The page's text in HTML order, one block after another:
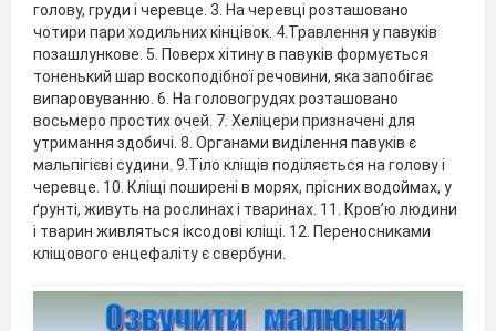
голову, груди і черевце. 3. На черевці розташовано
чотири пари ходильних кінцівок. 4.Травлення у павуків
позашлункове. 5. Поверх хітину в павуків формується
тоненький шар воскоподібної речовини, яка запобігає
випаровуванню. 6. На головогрудях розташовано
восьмеро простих очей. 7. Хеліцери призначені для
утримання здобичі. 8. Органами виділення павуків є
мальпігієві судини. 9.Тіло кліщів поділяється на голову і
черевце. 10. Кліщі поширені в морях, прісних водоймах, у
ґрунті, живуть на рослинах і тваринах. 11. Кров’ю людини
і тварин живляться іксодові кліщі. 12. Переносниками
кліщового енцефаліту є свербуни.